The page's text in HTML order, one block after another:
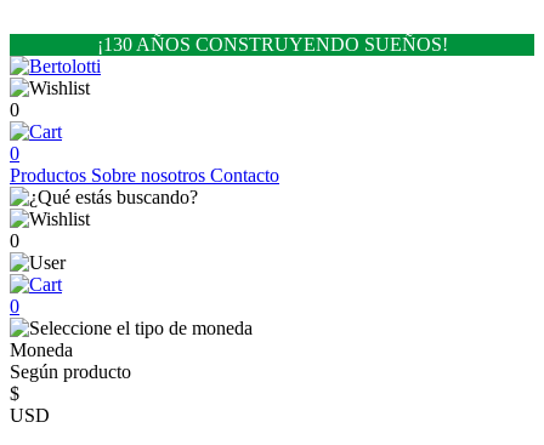
¡130 AÑOS CONSTRUYENDO SUEÑOS!
0
0
Productos Sobre nosotros Contacto
0
0
Moneda
Según producto
$
USD